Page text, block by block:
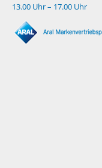
13.00 Uhr – 17.00 Uhr